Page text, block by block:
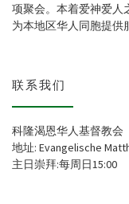
项聚会。本着爱神爱人
为本地区华人同胞提供
联系我们
科隆渴恩华人基督教会
地址: Evangelische
主日崇拜:每周日15:00